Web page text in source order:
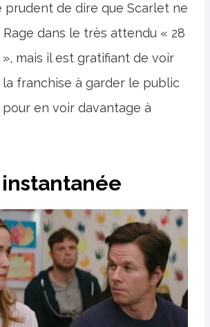
de dire que Scarlet ne
dans le très attendu « 28
mais il est gratifiant de voir
la franchise à garder le public
en voir davantage à